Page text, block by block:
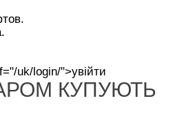
uk/login/">увійти
КУПУЮТЬ